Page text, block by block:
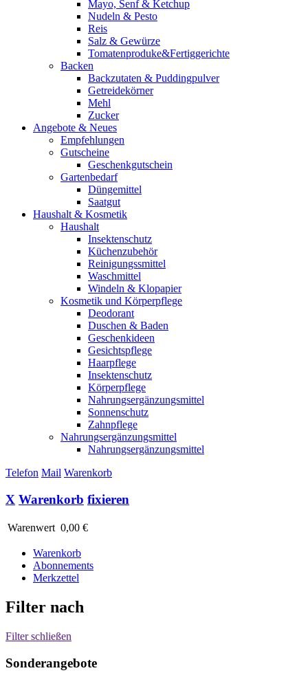
Mayo, Senf & Ketchup
Nudeln & Pesto
Reis
Salz & Gewürze
Tomatenproduke&Fertiggerichte
Backen
Backzutaten & Puddingpulver
Getreidekörner
Mehl
Zucker
Angebote & Neues
Empfehlungen
Gutscheine
Geschenkgutschein
Gartenbedarf
Düngemittel
Saatgut
Haushalt & Kosmetik
Haushalt
Insektenschutz
Küchenzubehör
Reinigungssmittel
Waschmittel
Windeln & Klopapier
Kosmetik und Körperpflege
Deodorant
Duschen & Baden
Geschenkideen
Gesichtspflege
Haarpflege
Insektenschutz
Körperpflege
Nahrungsergänzungsmittel
Sonnenschutz
Zahnpflege
Nahrungsergänzungsmittel
Nahrungsergänzungsmittel
Telefon Mail Warenkorb
X Warenkorb fixieren
Warenwert 0,00 €
Warenkorb
Abonnements
Merkzettel
Filter nach
Filter schließen
Sonderangebote